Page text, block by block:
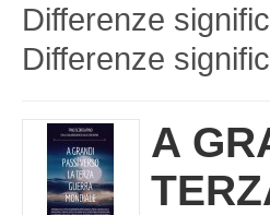
Differenze
Differenze
A